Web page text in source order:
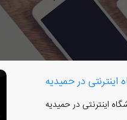
در حمیدیه
اینترنتی در حمیدیه